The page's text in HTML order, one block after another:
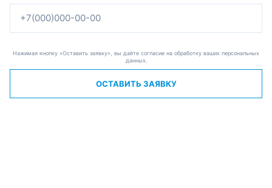
Нажимая кнопку «Оставить заявку», вы даёте согласие на обработку ваших персональных
данных.
ОСТАВИТЬ ЗАЯВКУ